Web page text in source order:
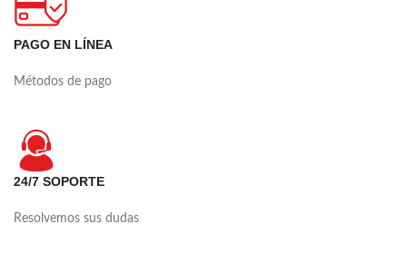
PAGO EN LÍNEA
Métodos de pago
24/7 SOPORTE
Resolvemos sus dudas